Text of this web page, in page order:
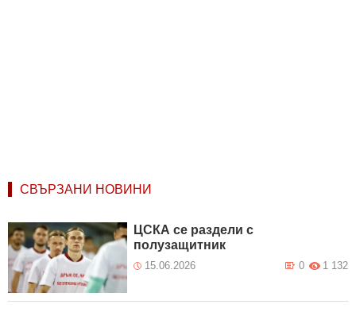
СВЪРЗАНИ НОВИНИ
ЦСКА се раздели с
полузащитник
15.06.2026 1 132
0